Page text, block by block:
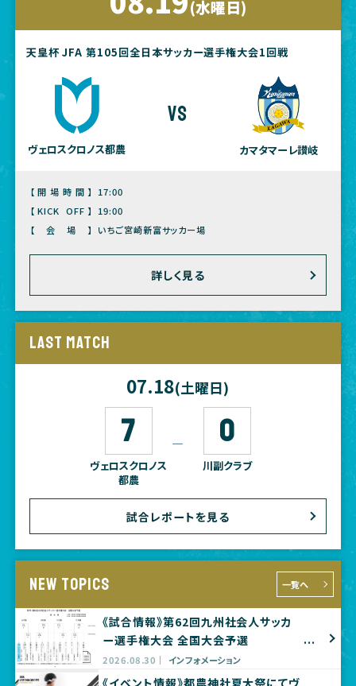
(水曜日)
天皇杯 JFA 第105回全日本サッカー選手権大会1回戦
ヴェロスクロノス都農
vs
カマタマーレ讃岐
【開場時間】
17:00
【KICK OFF】
19:00
【会場】
いちご宮崎新富サッカー場
詳しく見る
LAST MATCH
07.18(土曜日)
7
ヴェロスクロノス
都農
― 0
川副クラブ
試合レポートを見る
NEW TOPICS 一覧へ
《試合情報》第62回九州社会人サッカ
ー選手権大会 全国大会予選
2026.08.30 インフォメーション